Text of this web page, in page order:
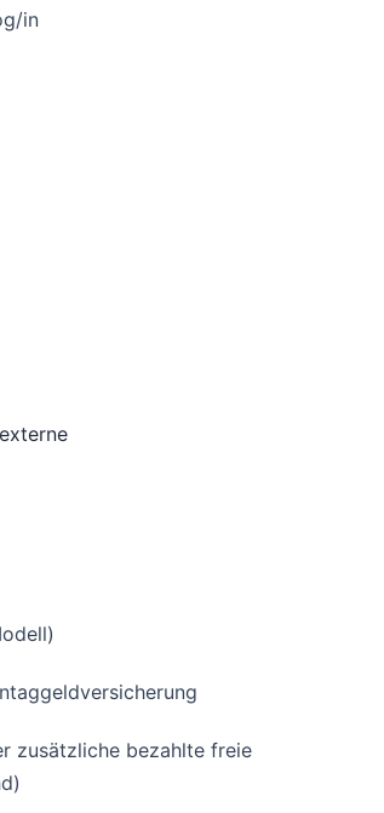
in
zusätzliche bezahlte freie